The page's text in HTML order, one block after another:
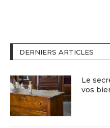
DERNIERS ARTICLES
Le
vos